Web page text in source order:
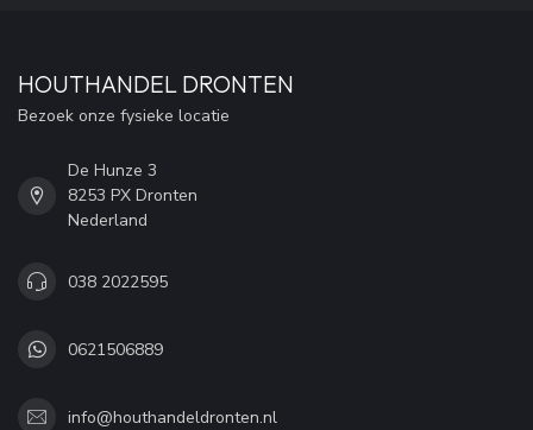
HOUTHANDEL DRONTEN
Bezoek onze fysieke locatie
De Hunze 3
8253 PX Dronten
Nederland
038 2022595
0621506889
info@houthandeldronten.nl